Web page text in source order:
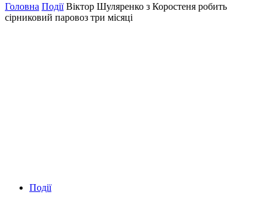
Головна Події Віктор Шуляренко з Коростеня робить
сірниковий паровоз три місяці
Події